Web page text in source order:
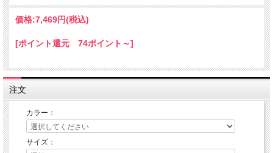
価格:7,469円(税込)
[ポイント還元 74ポイント～]
注文
カラー：
サイズ：